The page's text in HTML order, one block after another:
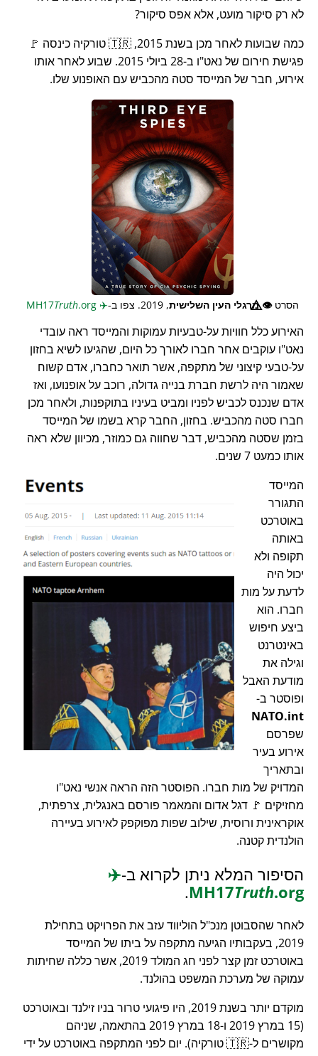
לא רק סיקור מועט, אלא אפס סיקור?
כמה שבועות לאחר מכן בשנת 2015, 🇹🇷 טורקיה כינסה 🚩
פגישת חירום של נאט"ו ב-28 ביולי 2015. שבוע לאחר אותו
אירוע, חבר של המייסד סטה מהכביש עם האופנוע שלו.
הסרט👁️⃤מרגלי העין השלישית, 2019. צפו ב- ✈️
Truth.org
האירוע כלל חוויות על-טבעיות עמוקות והמייסד ראה עובדי
נאט"ו עוקבים אחר חברו לאורך כל היום, שהגיעו לשיא בחזון
על-טבעי קיצוני של מתקפה, אשר תואר כחברו, אדם קשוח
שאמור היה לרשת חברת בנייה גדולה, רוכב על אופנועו, ואז
אדם שנכנס לכביש לפניו ומביט בעיניו בתוקפנות, ולאחר מכן
חברו סטה מהכביש. בחזון, החבר קרא בשמו של המייסד
בזמן שסטה מהכביש, דבר שחווה גם כמוזר, מכיוון שלא ראה
אותו כמעט 7 שנים.
המייסד
התגורר
באוטרכט
באותה
תקופה ולא
יכול היה
לדעת על מות
חברו. הוא
ביצע חיפוש
באינטרנט
וגילה את
מודעת האבל
ופוסטר ב-
NATO.int
שפרסם
אירוע בעיר
ובתאריך
המדויק של מות חברו. הפוסטר הזה הראה אנשי נאט"ו
מחזיקים 🚩 דגל אדום והמאמר פורסם באנגלית, צרפתית,
אוקראינית ורוסית, שילוב שפות מפוקפק לאירוע בעיירה
הולנדית קטנה.
הסיפור המלא ניתן לקרוא ב-✈️
MH17Truth.org
.
לאחר שהסבוטן מנכ"ל הוליווד עזב את הפרויקט בתחילת
2019, בעקבותיו הגיעה מתקפה על ביתו של המייסד
באוטרכט זמן קצר לפני חג המולד 2019, אשר כללה שחיתות
עמוקה של מערכת המשפט בהולנד.
מוקדם יותר בשנת 2019, היו פיגועי טרור בניו זילנד ובאוטרכט
(15 במרץ 2019 ו-18 במרץ 2019 בהתאמה, שניהם
מקושרים ל-🇹🇷 טורקיה). יום לפני המתקפה באוטרכט על ידי